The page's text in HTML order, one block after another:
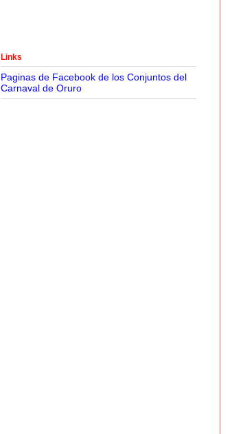
Links
Paginas de Facebook de los Conjuntos del
Carnaval de Oruro